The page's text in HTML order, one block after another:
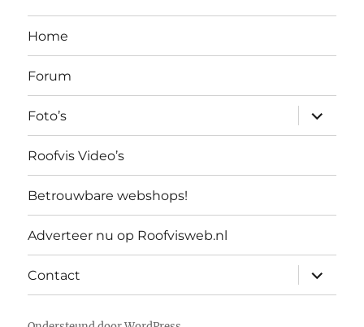
Home
Forum
Foto’s
Roofvis Video’s
Betrouwbare webshops!
Adverteer nu op Roofvisweb.nl
Contact